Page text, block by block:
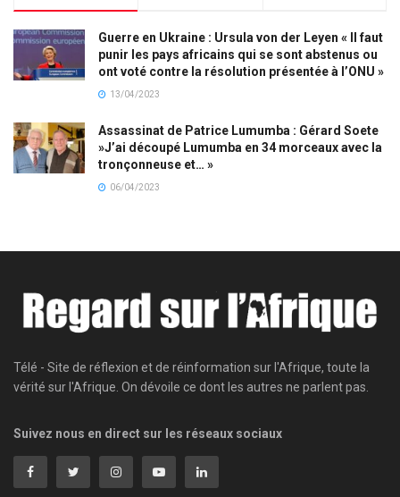
Guerre en Ukraine : Ursula von der Leyen « Il faut
punir les pays africains qui se sont abstenus ou
ont voté contre la résolution présentée à l’ONU »
13/04/2023
Assassinat de Patrice Lumumba : Gérard Soete
»J’ai découpé Lumumba en 34 morceaux avec la
tronçonneuse et… »
06/04/2023
Télé - Site de réflexion et de réinformation sur l'Afrique, toute la
vérité sur l'Afrique. On dévoile ce dont les autres ne parlent pas.
Suivez nous en direct sur les réseaux sociaux